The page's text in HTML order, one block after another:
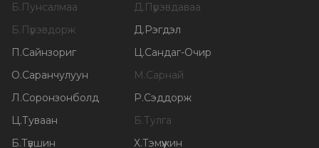
Б.Пунсалмаа Д.Пүрэвдаваа
Б.Пүрэвдорж Д.Рэгдэл
П.Сайнзориг Ц.Сандаг-Очир
О.Саранчулуун М.Сарнай
Л.Соронзонболд Р.Сэддорж
Ц.Туваан Б.Тулга
Б.Түвшин Х.Тэмүүжин